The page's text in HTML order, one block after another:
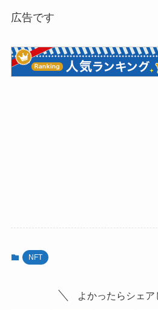
広告です
NFT
よかったらシェア